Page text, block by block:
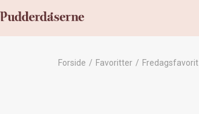
Forside / Favoritter / Fredagsfavorit